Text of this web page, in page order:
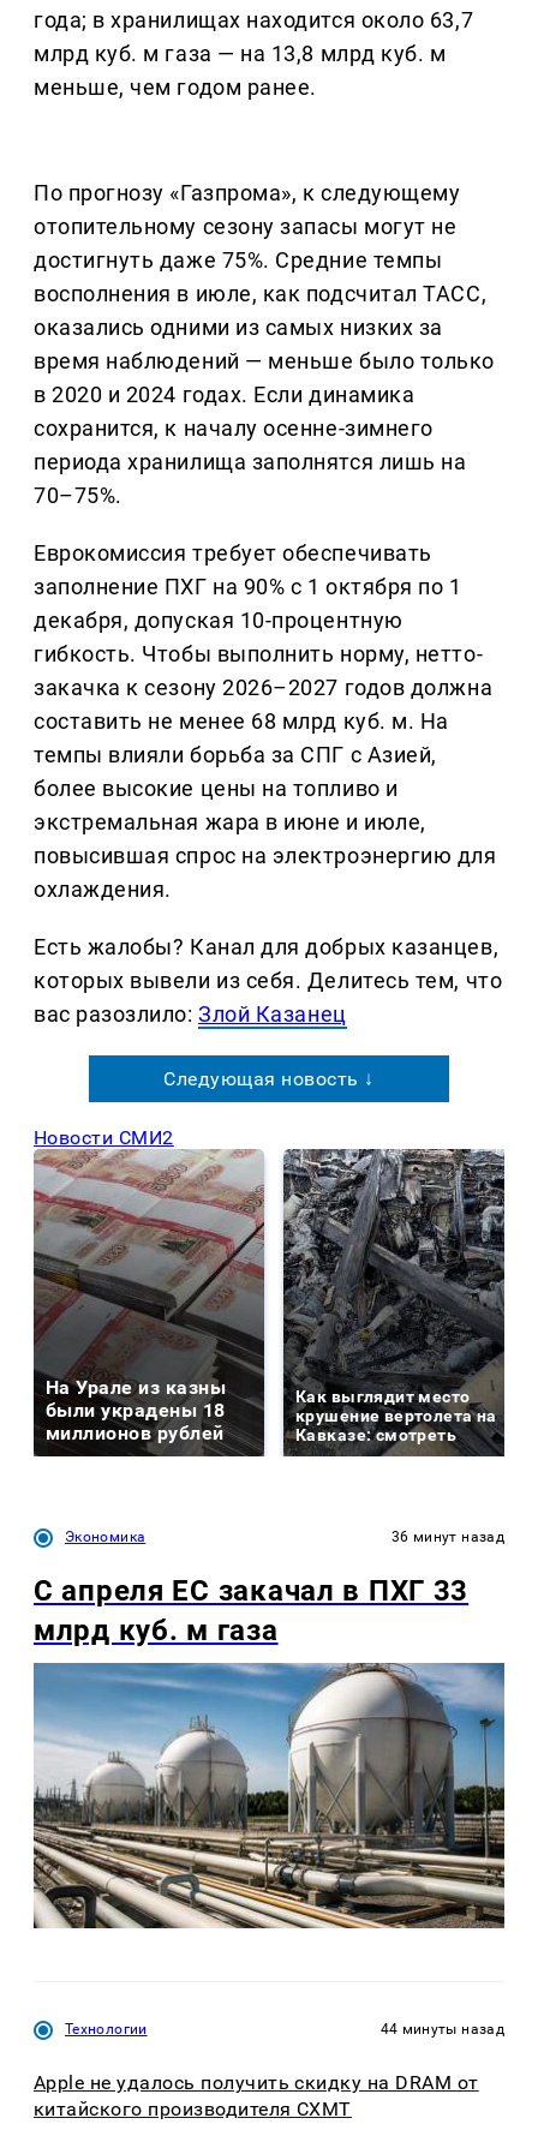
года; в хранилищах находится около 63,7
млрд куб. м газа — на 13,8 млрд куб. м
меньше, чем годом ранее.
По прогнозу «Газпрома», к следующему
отопительному сезону запасы могут не
достигнуть даже 75%. Средние темпы
восполнения в июле, как подсчитал ТАСС,
оказались одними из самых низких за
время наблюдений — меньше было только
в 2020 и 2024 годах. Если динамика
сохранится, к началу осенне-зимнего
периода хранилища заполнятся лишь на
70–75%.
Еврокомиссия требует обеспечивать
заполнение ПХГ на 90% с 1 октября по 1
декабря, допуская 10-процентную
гибкость. Чтобы выполнить норму, нетто-
закачка к сезону 2026–2027 годов должна
составить не менее 68 млрд куб. м. На
темпы влияли борьба за СПГ с Азией,
более высокие цены на топливо и
экстремальная жара в июне и июле,
повысившая спрос на электроэнергию для
охлаждения.
Есть жалобы? Канал для добрых казанцев,
которых вывели из себя. Делитеcь тем, что
вас разозлило:Злой Казанец
Следующая новость ↓
Новости СМИ2
На Урале из казны
были украдены 18
миллионов рублей
Как выглядит место
крушение вертолета на
Кавказе: смотреть
Экономика 36 минут назад
С апреля ЕС закачал в ПХГ 33
млрд куб. м газа
Технологии 44 минуты назад
Apple не удалось получить скидку на DRAM от
китайского производителя CXMT